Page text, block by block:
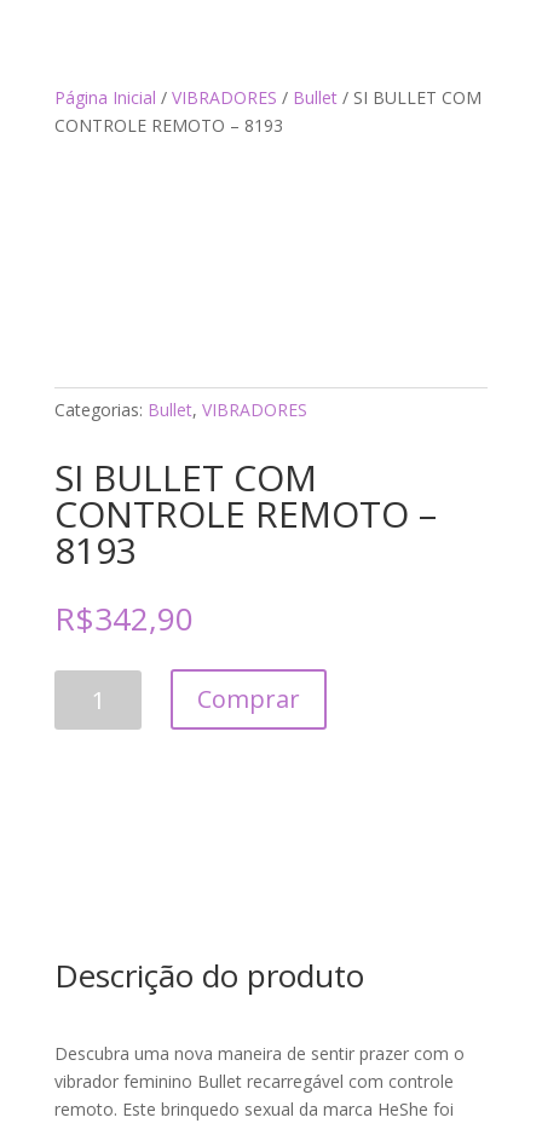
Página Inicial / VIBRADORES / Bullet/ SI BULLET COM
CONTROLE REMOTO – 8193
Categorias: Bullet, VIBRADORES
SI BULLET COM
CONTROLE REMOTO –
8193
R$342,90
BULLET
Comprar
Descrição do produto
Descubra uma nova maneira de sentir prazer com o
vibrador feminino Bullet recarregável com controle
remoto. Este brinquedo sexual da marca HeShe foi